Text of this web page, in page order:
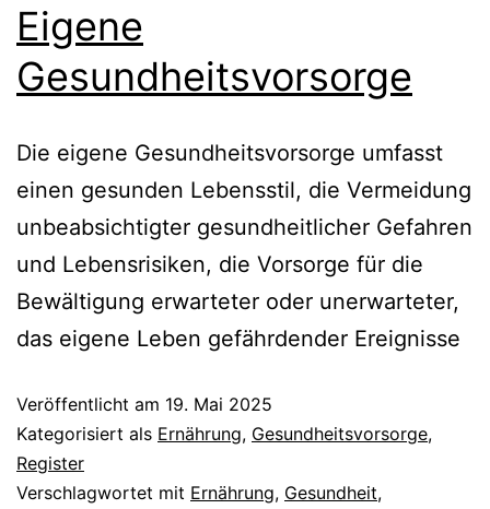
Eigene
Gesundheitsvorsorge
Die eigene Gesundheitsvorsorge umfasst
einen gesunden Lebensstil, die Vermeidung
unbeabsichtigter gesundheitlicher Gefahren
und Lebensrisiken, die Vorsorge für die
Bewältigung erwarteter oder unerwarteter,
das eigene Leben gefährdender Ereignisse
Veröffentlicht am 19. Mai 2025
Kategorisiert als Ernährung, Gesundheitsvorsorge,
Register
Verschlagwortet mit Ernährung, Gesundheit,